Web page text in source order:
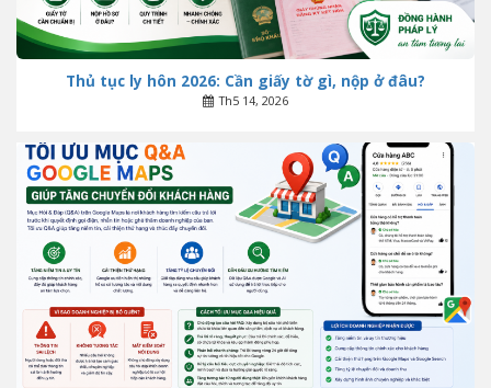
Thủ tục ly hôn 2026: Cần giấy tờ gì, nộp ở đâu?
Th5 14, 2026